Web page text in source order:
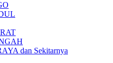
dan Sekitarnya